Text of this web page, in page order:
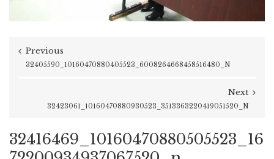
Previous
32405590_10160470880405523_6008264668458516480_N
Next
32423061_10160470880930523_3513363220419051520_N
32416469_10160470880505523_16